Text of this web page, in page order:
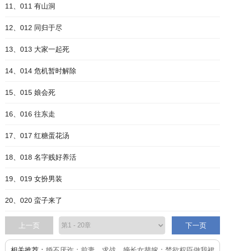
11、011 有山洞
12、012 同归于尽
13、013 大家一起死
14、014 危机暂时解除
15、015 娘会死
16、016 往东走
17、017 红糖蛋花汤
18、018 名字贱好养活
19、019 女扮男装
20、020 蛮子来了
上一页 下一页